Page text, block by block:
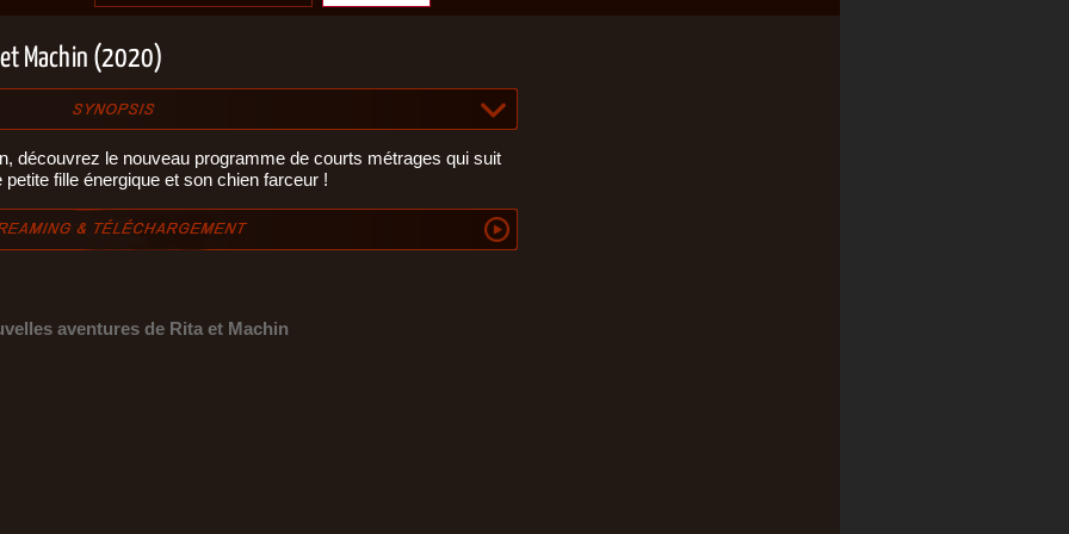
Machin (2020)
découvrez le nouveau programme de courts métrages qui suit
fille énergique et son chien farceur !
aventures de Rita et Machin